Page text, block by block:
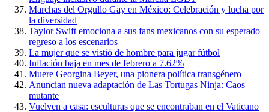
Marchas del Orgullo Gay en México: Celebración y lucha por
la diversidad
Taylor Swift emociona a sus fans mexicanos con su esperado
regreso a los escenarios
La mujer que se vistió de hombre para jugar fútbol
Inflación baja en mes de febrero a 7.62%
Muere Georgina Beyer, una pionera política transgénero
Anuncian nueva adaptación de Las Tortugas Ninja: Caos
mutante
Vuelven a casa: esculturas que se encontraban en el Vaticano